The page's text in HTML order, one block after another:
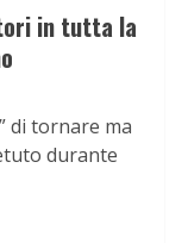
in tutta la
di tornare ma
durante